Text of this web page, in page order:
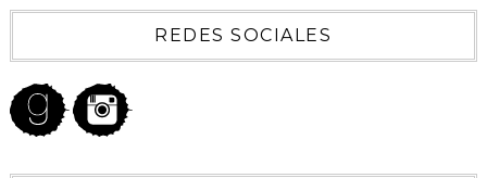
REDES SOCIALES